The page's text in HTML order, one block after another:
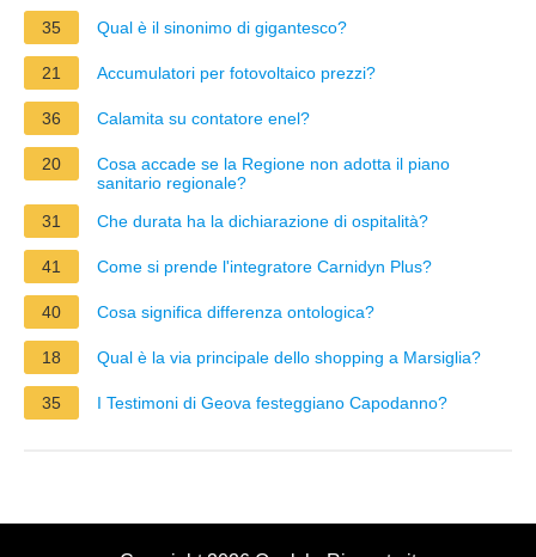
35
Qual è il sinonimo di gigantesco?
21 Accumulatori per fotovoltaico prezzi?
36 Calamita su contatore enel?
20
Cosa accade se la Regione non adotta il piano
sanitario regionale?
31
Che durata ha la dichiarazione di ospitalità?
41 Come si prende l'integratore Carnidyn Plus?
40 Cosa significa differenza ontologica?
18 Qual è la via principale dello shopping a Marsiglia?
35 I Testimoni di Geova festeggiano Capodanno?